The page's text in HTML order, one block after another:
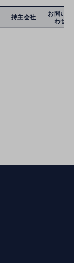
持主会社
お問い合
わせ